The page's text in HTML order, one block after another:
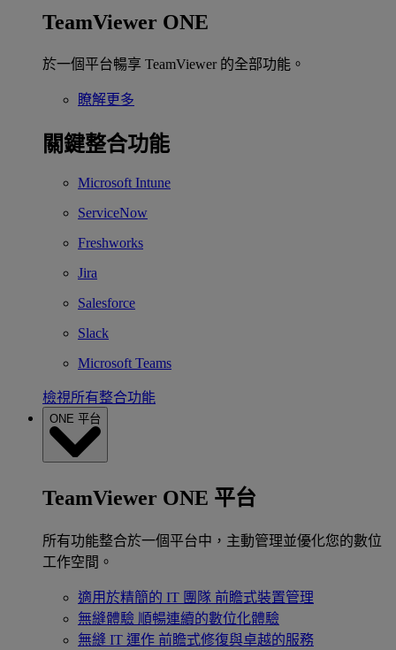
TeamViewer ONE
於一個平台暢享 TeamViewer 的全部功能。
瞭解更多
關鍵整合功能
Microsoft Intune
ServiceNow
Freshworks
Jira
Salesforce
Slack
Microsoft Teams
檢視所有整合功能
ONE 平台
TeamViewer ONE 平台
所有功能整合於一個平台中，主動管理並優化您的數位
工作空間。
適用於精簡的 IT 團隊 前瞻式裝置管理
無縫體驗 順暢連續的數位化體驗
無縫 IT 運作 前瞻式修復與卓越的服務